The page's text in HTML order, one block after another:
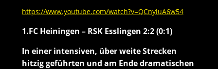
https://www.youtube.com/watch?v=QCnyluA6w54
1.FC Heiningen – RSK Esslingen 2:2 (0:1)
In einer intensiven, über weite Strecken
hitzig geführten und am Ende dramatischen